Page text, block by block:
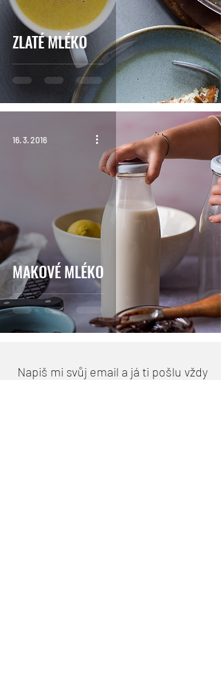
ZLATÉ MLÉKO
MAKOVÉ MLÉKO
16. 3. 2016
Napiš mi svůj email a já ti pošlu vždy